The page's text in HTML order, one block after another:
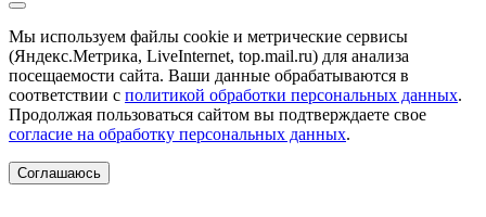
Мы используем файлы cookie и метрические сервисы
(Яндекс.Метрика, LiveInternet, top.mail.ru) для анализа
посещаемости сайта. Ваши данные обрабатываются в
соответствии с политикой обработки персональных данных.
Продолжая пользоваться сайтом вы подтверждаете свое
согласие на обработку персональных данных.
Соглашаюсь